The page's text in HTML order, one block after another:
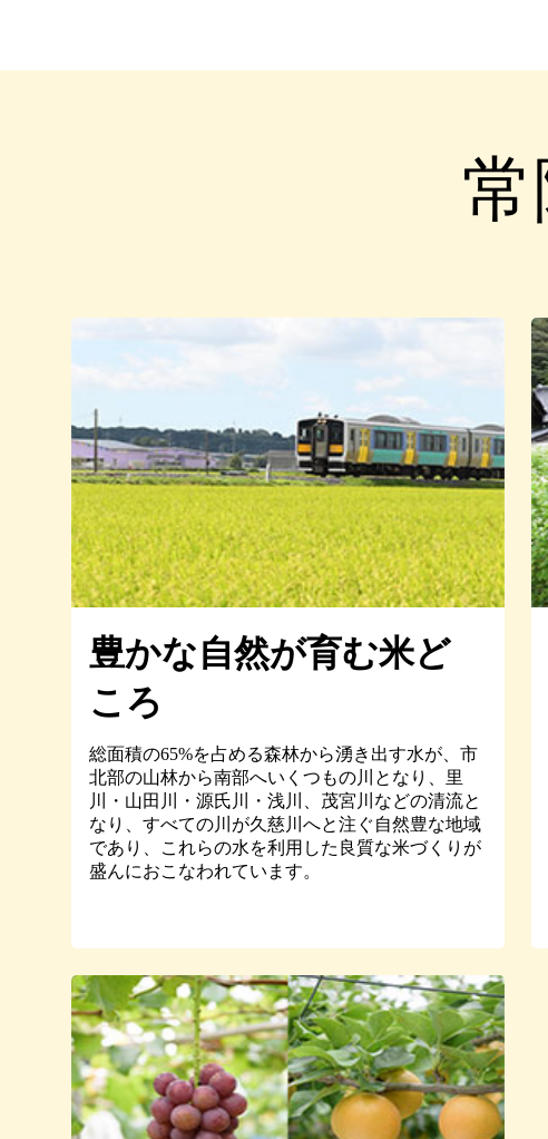
豊かな自然が育む米ど
ころ
総面積の65%を占める森林から湧き出す水が、市
北部の山林から南部へいくつもの川となり、里
川・山田川・源氏川・浅川、茂宮川などの清流と
なり、すべての川が久慈川へと注ぐ自然豊な地域
であり、これらの水を利用した良質な米づくりが
盛んにおこなわれています。